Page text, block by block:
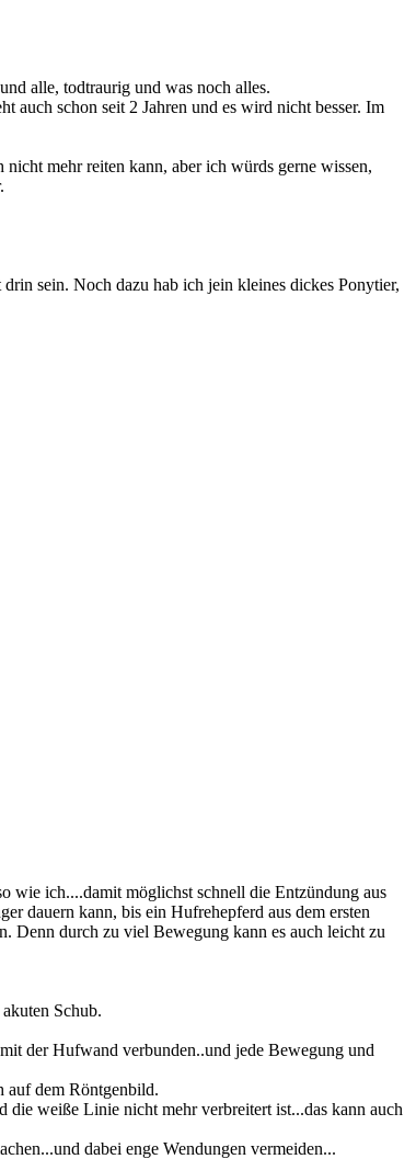
alle, todtraurig und was noch alles.
auch schon seit 2 Jahren und es wird nicht besser. Im
mehr reiten kann, aber ich würds gerne wissen,
sein. Noch dazu hab ich jein kleines dickes Ponytier,
wie ich....damit möglichst schnell die Entzündung aus
dauern kann, bis ein Hufrehepferd aus dem ersten
Denn durch zu viel Bewegung kann es auch leicht zu
Schub.
der Hufwand verbunden..und jede Bewegung und
auf dem Röntgenbild.
weiße Linie nicht mehr verbreitert ist...das kann auch
dabei enge Wendungen vermeiden...